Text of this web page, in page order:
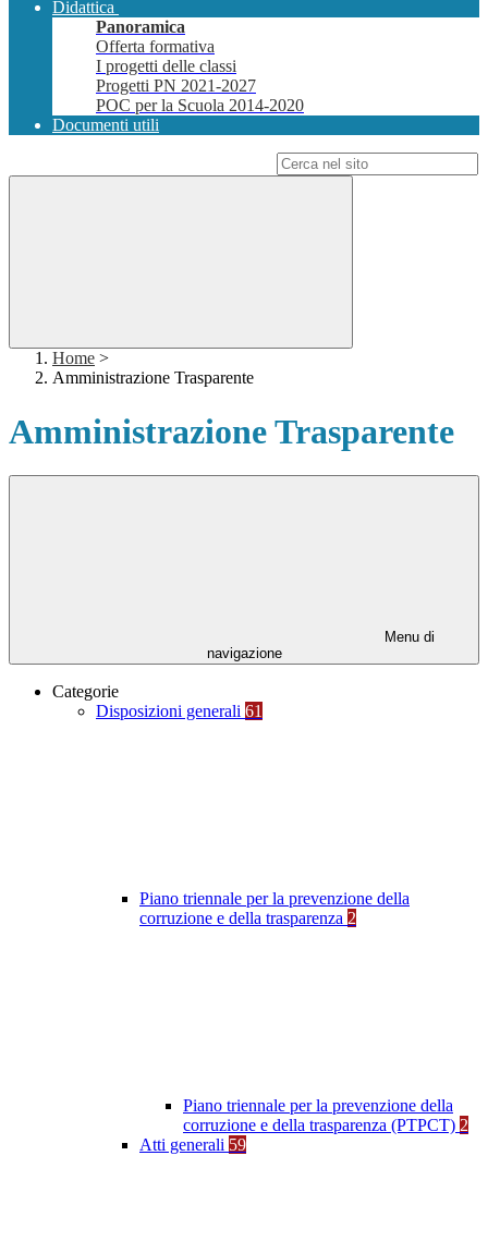
Didattica
Panoramica
Offerta formativa
I progetti delle classi
Progetti PN 2021-2027
POC per la Scuola 2014-2020
Documenti utili
Home >
Amministrazione Trasparente
Amministrazione Trasparente
Menu di
navigazione
Categorie
Disposizioni generali 61
Piano triennale per la prevenzione della
corruzione e della trasparenza 2
Piano triennale per la prevenzione della
corruzione e della trasparenza (PTPCT) 2
Atti generali 59